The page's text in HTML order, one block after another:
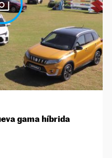
gama híbrida